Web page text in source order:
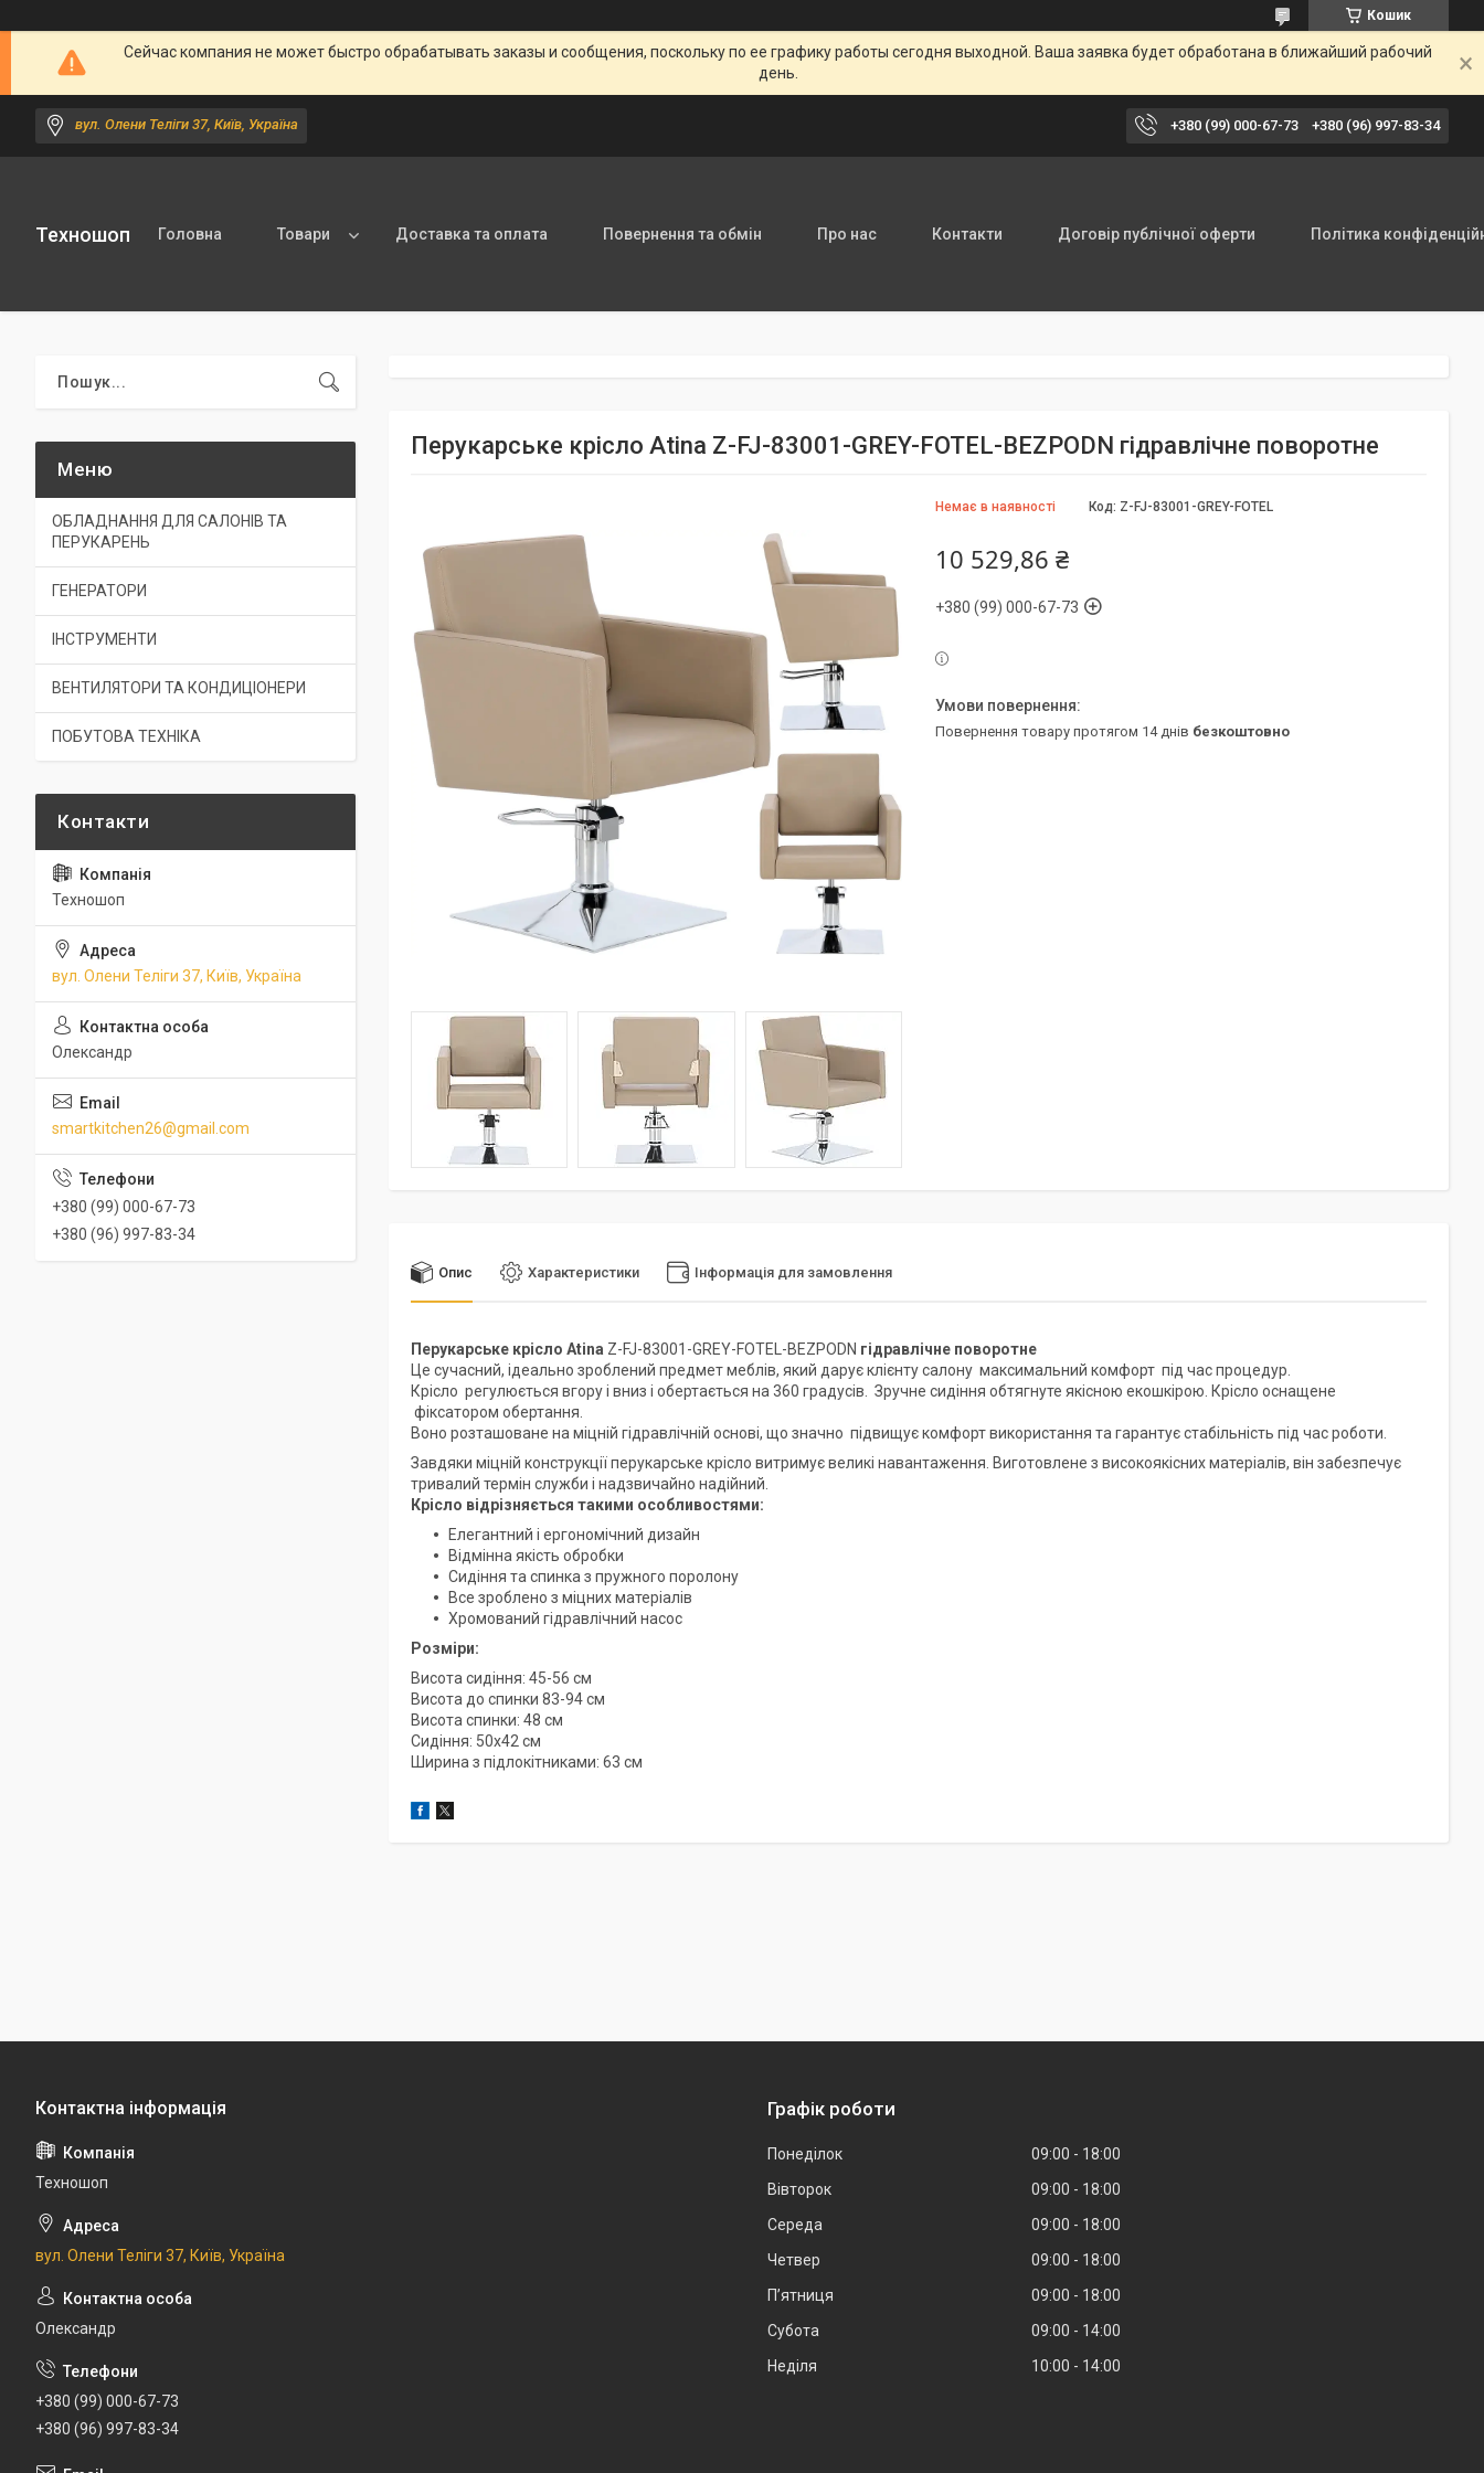
Кошик
Сейчас компания не может быстро обрабатывать заказы и сообщения, поскольку по ее графику работы сегодня выходной. Ваша заявка будет обработана в ближайший рабочий
день.
вул. Олени Теліги 37, Київ, Україна +380 (99) 000-67-73 +380 (96) 997-83-34
Техношоп Головна Товари Доставка та оплата Повернення та обмін Про нас Контакти Договір публічної оферти Політика
Перукарське крісло Atina Z-FJ-83001-GREY-FOTEL-BEZPODN гідравлічне поворотне
Немає в наявності Код: Z-FJ-83001-GREY-FOTEL
10 529,86 ₴
+380 (99) 000-67-73
повернення товару протягом 14 днів безкоштовно
Опис Характеристики Інформація для замовлення
Перукарське крісло Atina Z-FJ-83001-GREY-FOTEL-BEZPODN гідравлічне поворотне
Це сучасний, ідеально зроблений предмет меблів, який дарує клієнту салону максимальний комфорт під час процедур.
Крісло регулюється вгору і вниз і обертається на 360 градусів. Зручне сидіння обтягнуте якісною екошкірою. Крісло оснащене
фіксатором обертання.
Воно розташоване на міцній гідравлічній основі, що значно підвищує комфорт використання та гарантує стабільність під час роботи.
Завдяки міцній конструкції перукарське крісло витримує великі навантаження. Виготовлене з високоякісних матеріалів, він забезпечує
тривалий термін служби і надзвичайно надійний.
Крісло відрізняється такими особливостями:
Елегантний і ергономічний дизайн
Відмінна якість обробки
Сидіння та спинка з пружного поролону
Все зроблено з міцних матеріалів
Хромований гідравлічний насос
Розміри:
Висота сидіння: 45-56 см
Висота до спинки 83-94 см
Висота спинки: 48 см
Сидіння: 50х42 см
Ширина з підлокітниками: 63 см
ОБЛАДНАННЯ ДЛЯ САЛОНІВ ТА
ПЕРУКАРЕНЬ
ГЕНЕРАТОРИ
ІНСТРУМЕНТИ
ВЕНТИЛЯТОРИ ТА КОНДИЦІОНЕРИ
ПОБУТОВА ТЕХНІКА
Техношоп
вул. Олени Теліги 37, Київ, Україна
Олександр
smartkitchen26@gmail.com
+380 (99) 000-67-73
+380 (96) 997-83-34
Техношоп
вул. Олени Теліги 37, Київ, Україна
Олександр
+380 (99) 000-67-73
+380 (96) 997-83-34
Графік роботи
Понеділок 09:00
18:00
Вівторок
09:00
18:00
Середа
09:00
18:00
Четвер
09:00
18:00
Пʼятниця
09:00
18:00
Субота
09:00
14:00
Неділя
10:00 14:00